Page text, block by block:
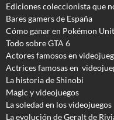
Ediciones coleccionista que
Bares gamers de España
Cómo ganar en Pokémon
Todo sobre GTA 6
Actores famosos en
Actrices famosas en
La historia de Shinobi
Magic y videojuegos
La soledad en los videojuegos
La evolución de Geralt de